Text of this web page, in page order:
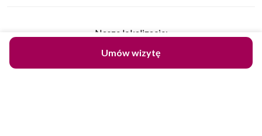
Nasze lokalizacje:
Umów wizytę